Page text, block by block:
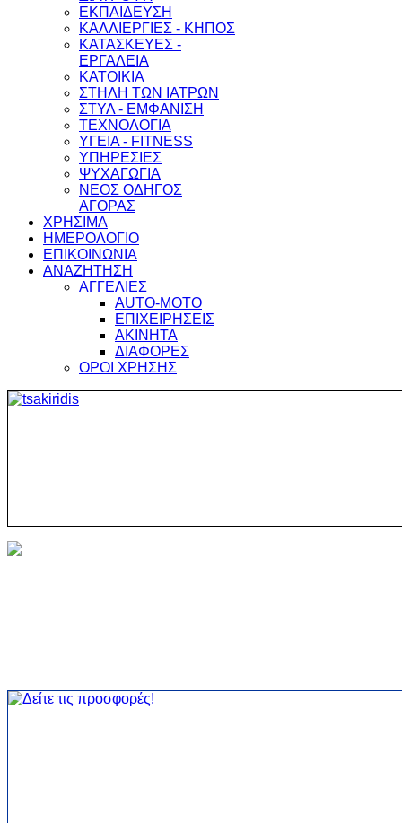
ΕΚΠΑΙΔΕΥΣΗ
ΚΑΛΛΙΕΡΓΙΕΣ - ΚΗΠΟΣ
ΚΑΤΑΣΚΕΥΕΣ -
ΕΡΓΑΛΕΙΑ
ΚΑΤΟΙΚΙΑ
ΣΤΗΛΗ ΤΩΝ ΙΑΤΡΩΝ
ΣΤΥΛ - ΕΜΦΑΝΙΣΗ
ΤΕΧΝΟΛΟΓΙΑ
ΥΓΕΙΑ - FITNESS
ΥΠΗΡΕΣΙΕΣ
ΨΥΧΑΓΩΓΙΑ
ΝΕΟΣ ΟΔΗΓΟΣ
ΑΓΟΡΑΣ
ΧΡΗΣΙΜΑ
ΗΜΕΡΟΛΟΓΙΟ
ΕΠΙΚΟΙΝΩΝΙΑ
ΑΝΑΖΗΤΗΣΗ
ΑΓΓΕΛΙΕΣ
AUTO-MOTO
ΕΠΙΧΕΙΡΗΣΕΙΣ
ΑΚΙΝΗΤΑ
ΔΙΑΦΟΡΕΣ
ΟΡΟΙ ΧΡΗΣΗΣ